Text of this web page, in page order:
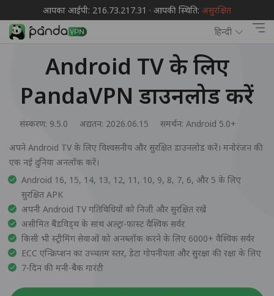
आपका आईपी: 216.73.217.31 · आपकी स्थिति: असुरक्षित
हिन्दी
Android TV के लिए
PandaVPN डाउनलोड करें
संस्करण: 9.5.0 अद्यतन: 2026.06.15 समर्थन: Android 5.0+
अपने Android TV के लिए विश्वसनीय और सुरक्षित डाउनलोड करें। मनोरंजन की
एक नई दुनिया अनलॉक करें।
Android 16, 15, 14, 13, 12, 11, 10, 9, 8, 7, 6, और 5 के लिए
सुरक्षित APK
अपनी Android TV गतिविधियों को निजी और सुरक्षित रखें
असीमित बैंडविड्थ के साथ अल्ट्रा-फास्ट वैश्विक सर्वर
किसी भी स्ट्रीमिंग सेवाओं को अनब्लॉक करने के लिए 6000+ वैश्विक सर्वर
ECC एन्क्रिप्शन का उच्चतम स्तर, डेटा गोपनीयता और सुरक्षा की रक्षा के लिए
7-दिन की मनी-बैक गारंटी